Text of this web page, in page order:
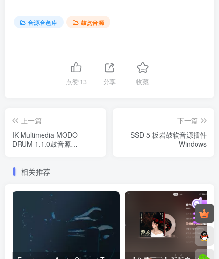
音源音色库 鼓点音源
点赞13 分享 收藏
上一篇
IK Multimedia MODO
DRUM 1.1.0鼓音源
下一篇
SSD 5 板岩鼓软音源插件
Windows
相关推荐